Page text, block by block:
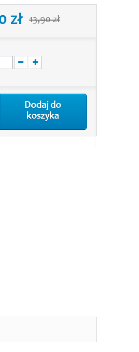
zł 13,90 zł
Dodaj do
koszyka